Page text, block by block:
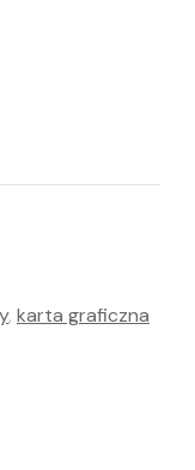
, karta graficzna